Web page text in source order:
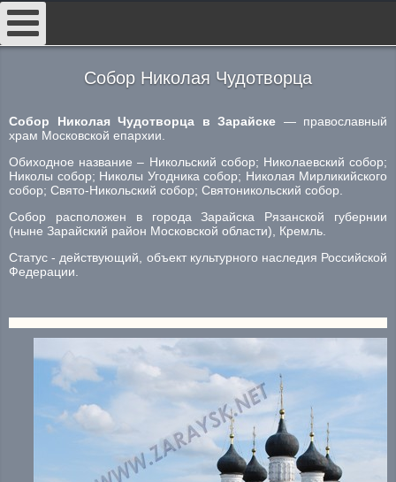
Собор Николая Чудотворца
Собор Николая Чудотворца в Зарайске — православный
храм Московской епархии.
Обиходное название – Никольский собор; Николаевский собор;
Николы собор; Николы Угодника собор; Николая Мирликийского
собор; Свято-Никольский собор; Святоникольский собор.
Собор расположен в города Зарайска Рязанской губернии
(ныне Зарайский район Московской области), Кремль.
Статус - действующий, объект культурного наследия Российской
Федерации.